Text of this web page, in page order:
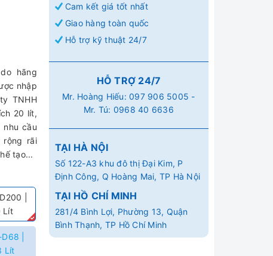
hãng
nhập
TNHH
20 lít,
nhu cầu
rộng rãi
tạo...
|
Lít
|
Lít
Cam kết giá tốt nhất
Giao hàng toàn quốc
Hỗ trợ kỹ thuật 24/7
HỖ TRỢ 24/7
Mr. Hoàng Hiếu:097 906 5005 -
Mr. Tú: 0968 40 6636
TẠI HÀ NỘI
Số 122-A3 khu đô thị Đại Kim, P
Định Công, Q Hoàng Mai, TP Hà Nội
TẠI HỒ CHÍ MINH
281/4 Bình Lợi, Phường 13, Quận
Bình Thạnh, TP Hồ Chí Minh